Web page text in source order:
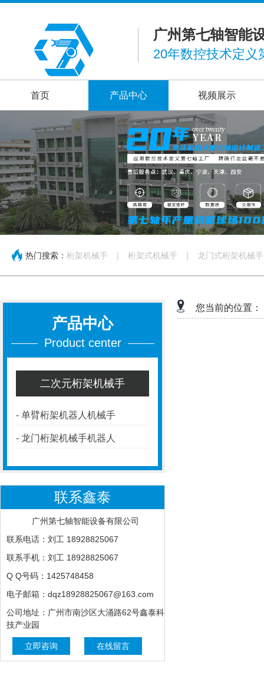
广州第七轴智能
20年数控技术定义
首页 产品中心 视频展示
热门搜索： 桁架机械手 | 桁架式机械手 | 龙门式桁架机械手
产品中心
Product center
二次元桁架机械手
- 单臂桁架机器人机械手
- 龙门桁架机械手机器人
联系鑫泰
广州第七轴智能设备有限公司
联系电话：刘工 18928825067
联系手机：刘工 18928825067
Q Q号码：1425748458
电子邮箱：dqz18928825067@163.com
公司地址：广州市南沙区大涌路62号鑫泰科
技产业园
立即咨询 在线留言
您当前的位置：